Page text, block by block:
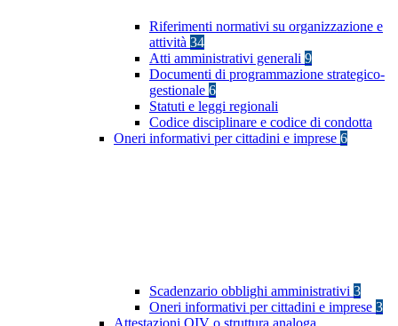
Riferimenti normativi su organizzazione e
attività 34
Atti amministrativi generali 9
Documenti di programmazione strategico-
gestionale 6
Statuti e leggi regionali
Codice disciplinare e codice di condotta
Oneri informativi per cittadini e imprese 6
Scadenzario obblighi amministrativi 3
Oneri informativi per cittadini e imprese 3